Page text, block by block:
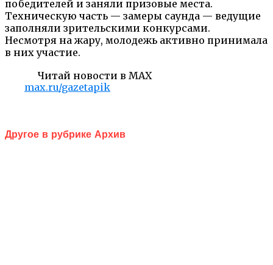
победителей и заняли призовые места.
Техническую часть — замеры саунда — ведущие
заполняли зрительскими конкурсами.
Несмотря на жару, молодежь активно принимала
в них участие.
Читай новости в MAX
max.ru/gazetapik
Другое в рубрике Архив